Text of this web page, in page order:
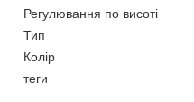
Регулювання по висоті
Тип
Колір
теги